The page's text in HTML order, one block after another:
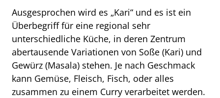
Ausgesprochen wird es „Kari“ und es ist ein
Überbegriff für eine regional sehr
unterschiedliche Küche, in deren Zentrum
abertausende Variationen von Soße (Kari) und
Gewürz (Masala) stehen. Je nach Geschmack
kann Gemüse, Fleisch, Fisch, oder alles
zusammen zu einem Curry verarbeitet werden.